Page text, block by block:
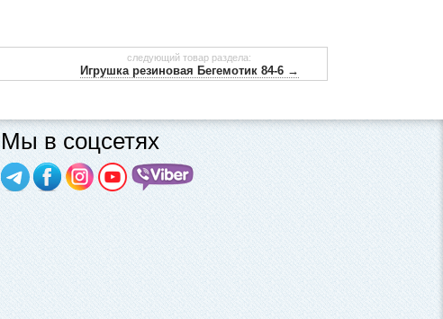
следующий товар раздела:
Игрушка резиновая Бегемотик 84-6 →
Мы в соцсетях